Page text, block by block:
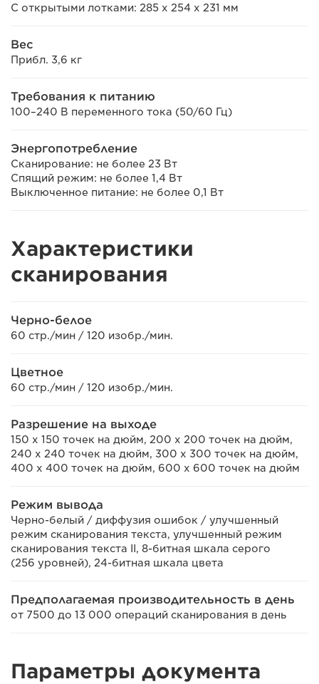
С открытыми лотками: 285 x 254 x 231 мм
Вес
Прибл. 3,6 кг
Требования к питанию
100–240 В переменного тока (50/60 Гц)
Энергопотребление
Сканирование: не более 23 Вт
Спящий режим: не более 1,4 Вт
Выключенное питание: не более 0,1 Вт
Характеристики
cканирования
Черно-белое
60 стр./мин / 120 изобр./мин.
Цветное
60 стр./мин / 120 изобр./мин.
Разрешение на выходе
150 x 150 точек на дюйм, 200 x 200 точек на дюйм,
240 x 240 точек на дюйм, 300 x 300 точек на дюйм,
400 x 400 точек на дюйм, 600 x 600 точек на дюйм
Режим вывода
Черно-белый / диффузия ошибок / улучшенный
режим сканирования текста, улучшенный режим
сканирования текста II, 8-битная шкала серого
(256 уровней), 24-битная шкала цвета
Предполагаемая производительность в день
от 7500 до 13 000 операций сканирования в день
Параметры документа